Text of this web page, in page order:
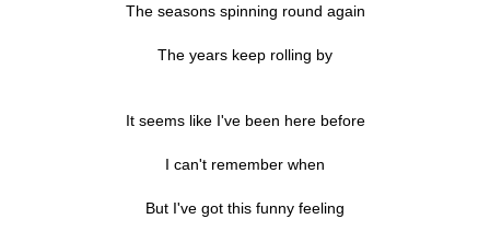
The seasons spinning round again
The years keep rolling by
It seems like I've been here before
I can't remember when
But I've got this funny feeling